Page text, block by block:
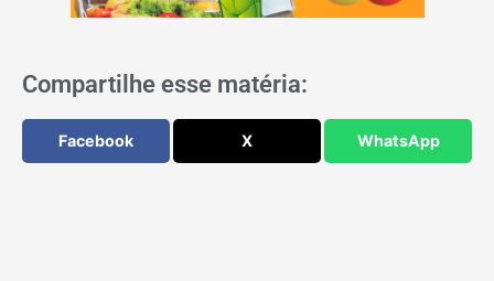
Compartilhe esse matéria:
Facebook X WhatsApp